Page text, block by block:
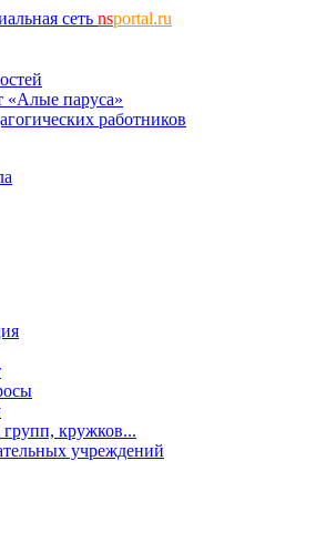
сеть nsportal.ru
«Алые паруса»
работников
кружков...
учреждений